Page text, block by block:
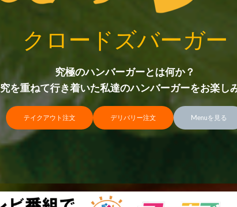
クロードズバーガー
究極のハンバーガーとは何か？
を重ねて行き着いた私達のハンバーガーをお楽し
テイクアウト注文 デリバリー注文 Menuを見る